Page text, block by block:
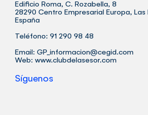
Edificio Roma, C. Rozabella, 8
28290 Centro Empresarial Europa, Las
España
Teléfono: 91 290 98 48
Email: GP_informacion@cegid.com
Web: www.clubdelasesor.com
Síguenos